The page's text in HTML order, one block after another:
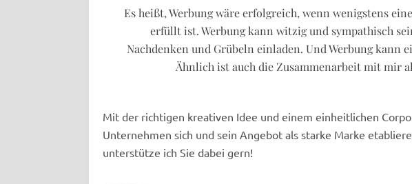
Es heißt, Werbung wäre erfolgreich, wenn wenigstens
erfüllt ist. Werbung kann witzig und sympathisch
Nachdenken und Grübeln einladen. Und Werbung kann
Ähnlich ist auch die Zusammenarbeit mit mir
Mit der richtigen kreativen Idee und einem einheitlichen
Unternehmen sich und sein Angebot als starke Marke
unterstütze ich Sie dabei gern!